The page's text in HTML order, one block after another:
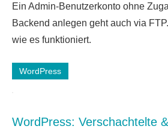
Kommentar
Ein Admin-Benutzerkonto ohne
Backend anlegen geht auch via
wie es funktioniert.
WordPress
WordPress: Verschachtelte